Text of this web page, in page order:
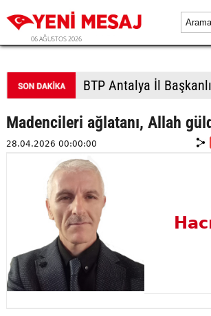
06 AĞUSTOS 2026
Madencileri ağlatanı, Allah
28.04.2026 00:00:00